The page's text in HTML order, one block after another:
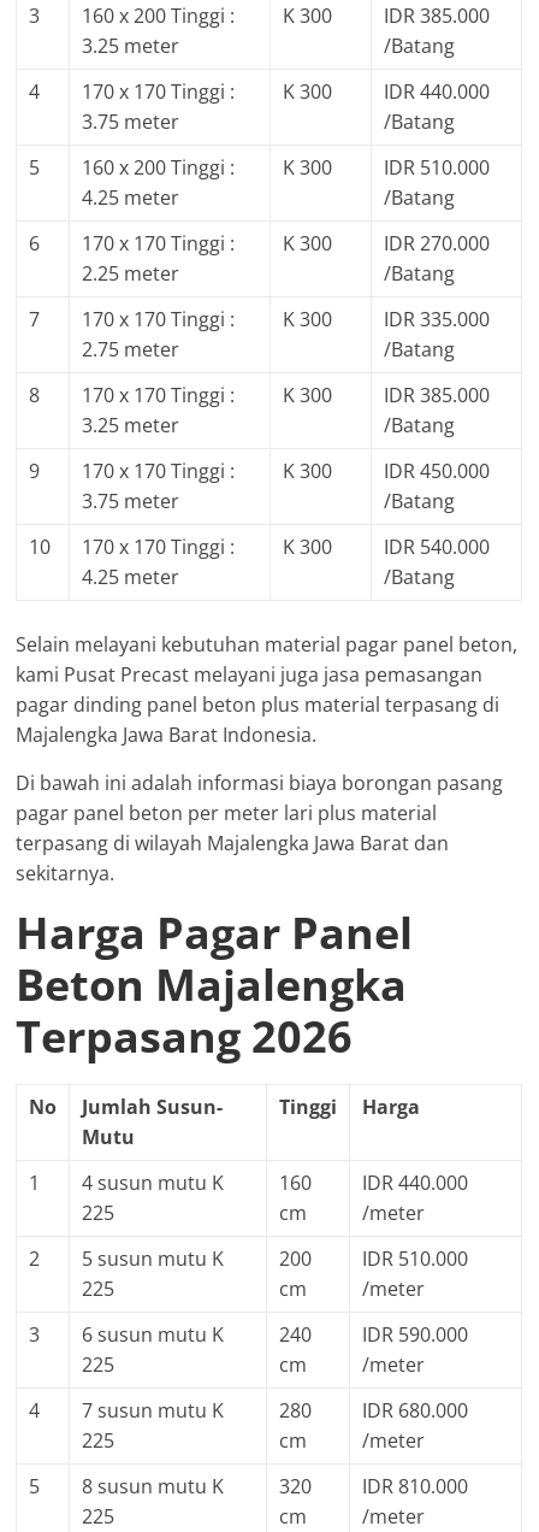
3
160 x 200 Tinggi :
3.25 meter
K 300
IDR 385.000
/Batang
4
170 x 170 Tinggi :
3.75 meter
K 300
IDR 440.000
/Batang
5
160 x 200 Tinggi :
4.25 meter
K 300
IDR 510.000
/Batang
6
170 x 170 Tinggi :
2.25 meter
K 300
IDR 270.000
/Batang
7
170 x 170 Tinggi :
2.75 meter
K 300
IDR 335.000
/Batang
8
170 x 170 Tinggi :
3.25 meter
K 300
IDR 385.000
/Batang
9
170 x 170 Tinggi :
3.75 meter
K 300
IDR 450.000
/Batang
10
170 x 170 Tinggi :
4.25 meter
K 300
IDR 540.000
/Batang
Selain melayani kebutuhan material pagar panel beton,
kami Pusat Precast melayani juga jasa pemasangan
pagar dinding panel beton plus material terpasang di
Majalengka Jawa Barat Indonesia.
Di bawah ini adalah informasi biaya borongan pasang
pagar panel beton per meter lari plus material
terpasang di wilayah Majalengka Jawa Barat dan
sekitarnya.
Harga Pagar Panel
Beton Majalengka
Terpasang 2026
No
Jumlah Susun-
Mutu
Tinggi Harga
1
4 susun mutu K
225
160
cm
IDR 440.000
/meter
2
5 susun mutu K
225
200
cm
IDR 510.000
/meter
3
6 susun mutu K
225
240
cm
IDR 590.000
/meter
4
7 susun mutu K
225
280
cm
IDR 680.000
/meter
5
8 susun mutu K
225
320
cm
IDR 810.000
/meter